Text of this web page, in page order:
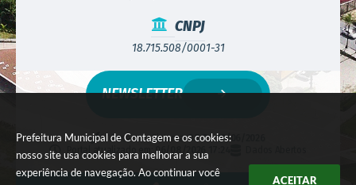
Prefeitura Municipal de Contagem e os cookies:
nosso site usa cookies para melhorar a sua
experiência de navegação. Ao continuar você
ACEITAR
CNPJ
18.715.508/0001-31
Versão do Sistema:3.5.3 - 19/06/2026
Portal atualizado em:
06/08/2026 17:24
NEWSLETTER